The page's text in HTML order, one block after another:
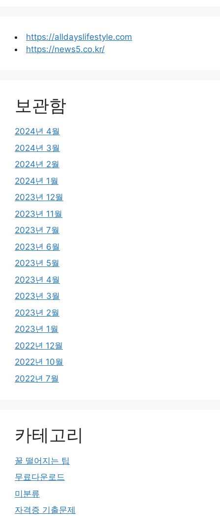
https://alldayslifestyle.com
https://news5.co.kr/
보관함
2024년 4월
2024년 3월
2024년 2월
2024년 1월
2023년 12월
2023년 11월
2023년 7월
2023년 6월
2023년 5월
2023년 4월
2023년 3월
2023년 2월
2023년 1월
2022년 12월
2022년 10월
2022년 7월
카테고리
꿀 떨어지는 팁
무료다운로드
미분류
자격증 기출문제